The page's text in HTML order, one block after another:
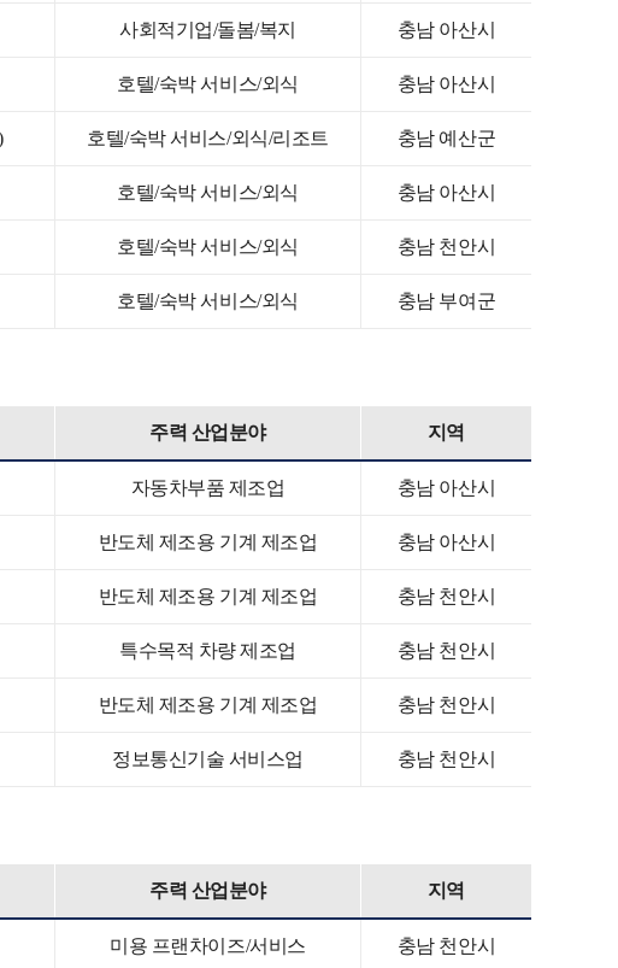
사회적기업/돌봄/복지 충남 아산시
호텔/숙박 서비스/외식 충남 아산시
호텔/숙박 서비스/외식/리조트 충남 예산군
호텔/숙박 서비스/외식 충남 아산시
호텔/숙박 서비스/외식 충남 천안시
호텔/숙박 서비스/외식 충남 부여군
주력 산업분야 지역
자동차부품 제조업 충남 아산시
반도체 제조용 기계 제조업 충남 아산시
반도체 제조용 기계 제조업 충남 천안시
특수목적 차량 제조업 충남 천안시
반도체 제조용 기계 제조업 충남 천안시
정보통신기술 서비스업 충남 천안시
주력 산업분야 지역
미용 프랜차이즈/서비스 충남 천안시